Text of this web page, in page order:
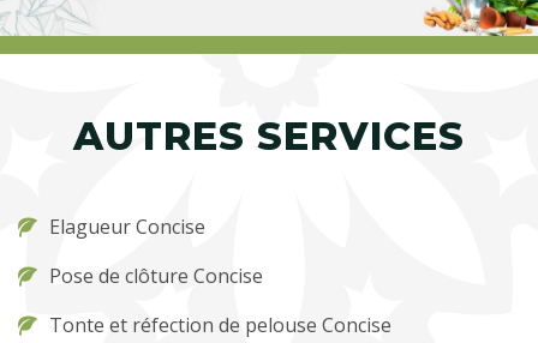
AUTRES SERVICES
Elagueur Concise
Pose de clôture Concise
Tonte et réfection de pelouse Concise